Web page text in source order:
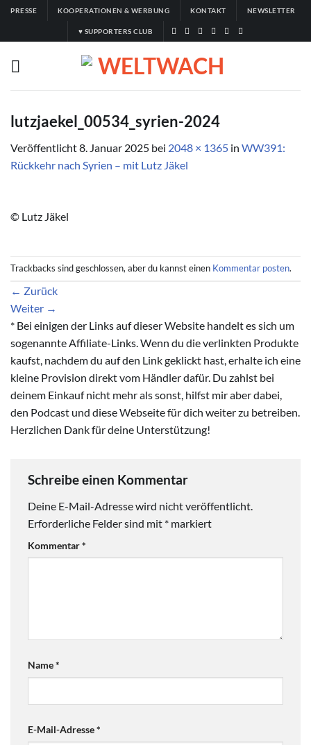
Zum
springen
PRESSE KOOPERATIONEN & WERBUNG KONTAKT NEWSLETTER
♥ SUPPORTERS CLUB
lutzjaekel_00534_syrien-2024
Veröffentlicht8. Januar 2025 bei 2048 × 1365 in WW391:
Rückkehr nach Syrien – mit Lutz Jäkel
© Lutz Jäkel
Trackbacks sind geschlossen, aber du kannst einen Kommentar posten.
← Zurück
Weiter →
* Bei einigen der Links auf dieser Website handelt es sich um
sogenannte Affiliate-Links. Wenn du die verlinkten Produkte
kaufst, nachdem du auf den Link geklickt hast, erhalte ich eine
kleine Provision direkt vom Händler dafür. Du zahlst bei
deinem Einkauf nicht mehr als sonst, hilfst mir aber dabei,
den Podcast und diese Webseite für dich weiter zu betreiben.
Herzlichen Dank für deine Unterstützung!
Schreibe einen Kommentar
Deine E-Mail-Adresse wird nicht veröffentlicht.
Erforderliche Felder sind mit * markiert
Kommentar*
Name*
E-Mail-Adresse*